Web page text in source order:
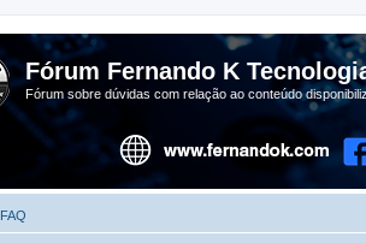
Fórum Fernando K
Fórum sobre dúvidas com relação ao conteúdo
FAQ